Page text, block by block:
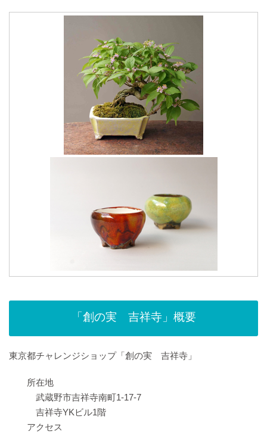
「創の実 吉祥寺」概要
東京都チャレンジショップ「創の実 吉祥寺」
所在地
武蔵野市吉祥寺南町1-17-7
吉祥寺YKビル1階
アクセス